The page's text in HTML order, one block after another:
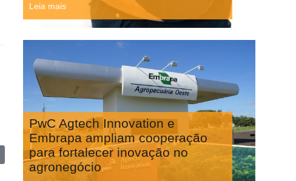
Leia mais
PwC Agtech Innovation e
Embrapa ampliam cooperação
para fortalecer inovação no
agronegócio